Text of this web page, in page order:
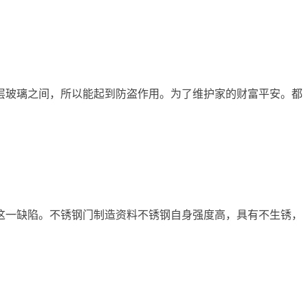
璃之间，所以能起到防盗作用。为了维护家的财富平安。都
缺陷。不锈钢门制造资料不锈钢自身强度高，具有不生锈，